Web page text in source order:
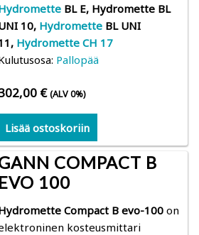
kosteuskartoittimet kuntoarviot
rakenteiden, lämpötilan,
lämpökamerat,
loggerit
Moisture kosteuskartoitus
rakenteiden ja
mittaaminen (betoni- ja
BL E, HydrometteBL
10, HydrometteBL UNI
HydrometteCH 17
Pallopää
€ (ALV 0%)
Lisää ostoskoriin
COMPACT B
EVO 100
Compact B evo-100on
kosteusmittari